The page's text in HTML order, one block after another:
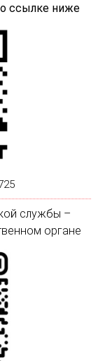
ссылке ниже
службы –
органе